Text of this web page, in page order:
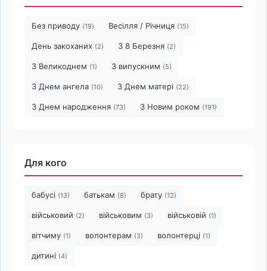
Без приводу (19) Весілля / Річниця (15)
День закоханих (2) З 8 Березня (2)
З Великоднем (1) З випускним (5)
З Днем ангела (10) З Днем матері (22)
З Днем народження (73) З Новим роком (191)
Для кого
бабусі (13) батькам (8) брату (12)
військовий (2) військовим (3) військовій (1)
вітчиму (1) волонтерам (3) волонтерці (1)
дитині (4)